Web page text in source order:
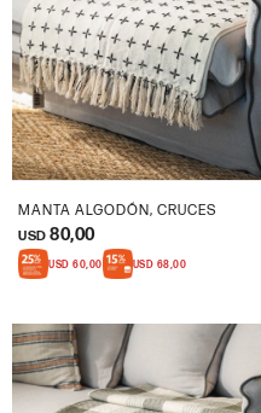
MANTA ALGODÓN, CRUCES
USD 80,00
USD 60,00 USD 68,00